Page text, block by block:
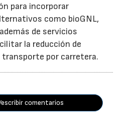
para incorporar
como bioGNL,
de servicios
la reducción de
transporte por carretera.
comentarios